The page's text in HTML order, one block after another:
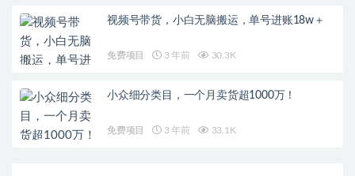
视频号带货，小白无脑搬运，单号进账18w＋
免费项目 3 年前 30.3K
小众细分类目，一个月卖货超1000万！
免费项目 3 年前 33.1K